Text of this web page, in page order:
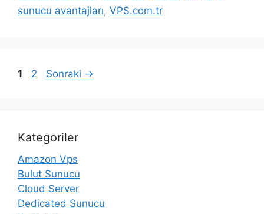
sunucu avantajları, VPS.com.tr
Sayfa
1 Sayfa
2 Sonraki →
Kategoriler
Amazon Vps
Bulut Sunucu
Cloud Server
Dedicated Sunucu